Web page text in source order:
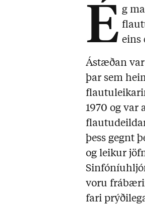
É g
eins
Ástæðan
þar sem
1970 og var
þess gegnt
og leikur
voru
fari